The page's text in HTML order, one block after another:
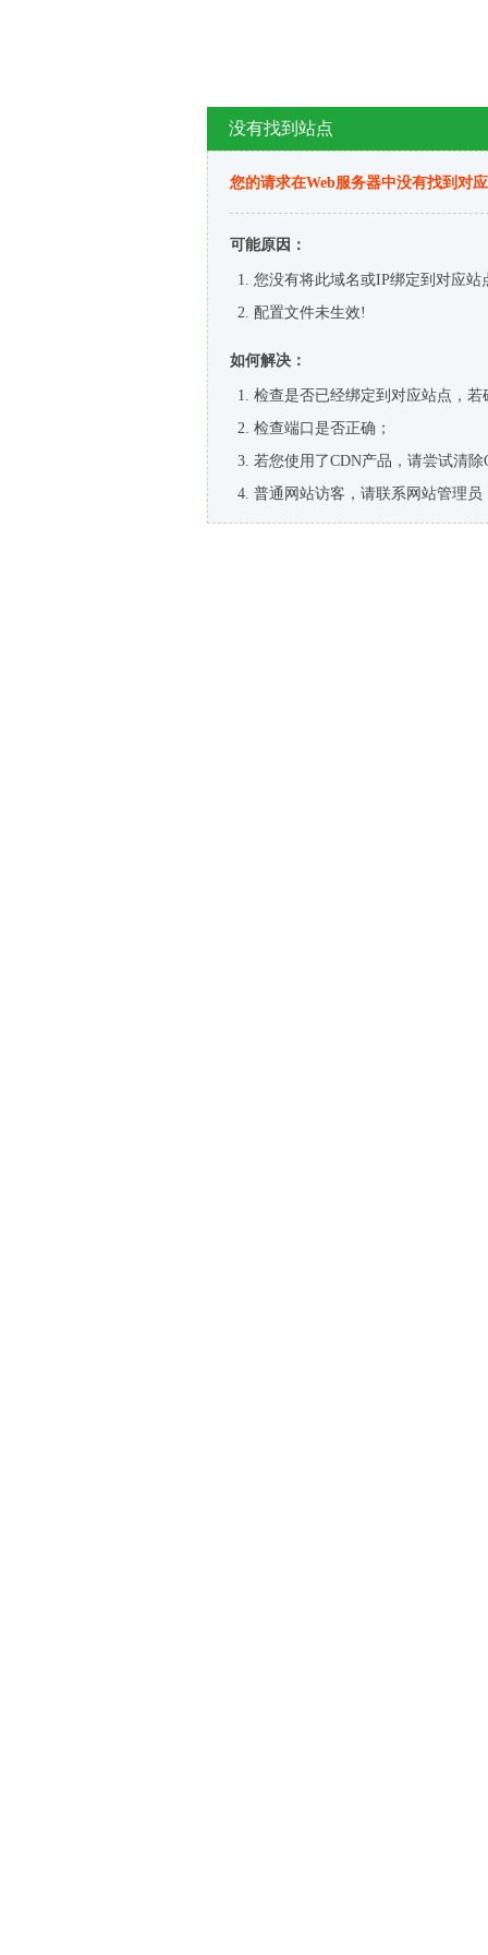
没有找到站点
您的请求在Web服务器中没有找到对
可能原因：
您没有将此域名或IP绑定到对应站
配置文件未生效!
如何解决：
检查是否已经绑定到对应站点，
检查端口是否正确；
若您使用了CDN产品，请尝试清除
普通网站访客，请联系网站管理员